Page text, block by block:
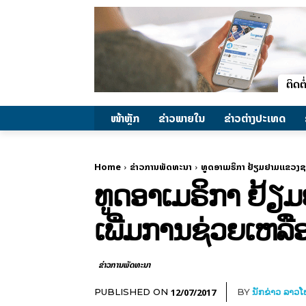
ໜ້າຫຼັກ ຂ່າວພາຍ​ໃນ ຂ່າວຕ່າງປະເທດ
Home ຂ່າວການພັດທະນາ ທູດອາເມຣິກາ ຢ້ຽມຢາມແຂວງ
ທູດອາເມຣິກາ ຢ້ຽ
ເພີ່ມການຊ່ວຍເຫລື
ຂ່າວການພັດທະນາ
PUBLISHED ON 12/07/2017 BYນັກຂ່າວ ລາວ